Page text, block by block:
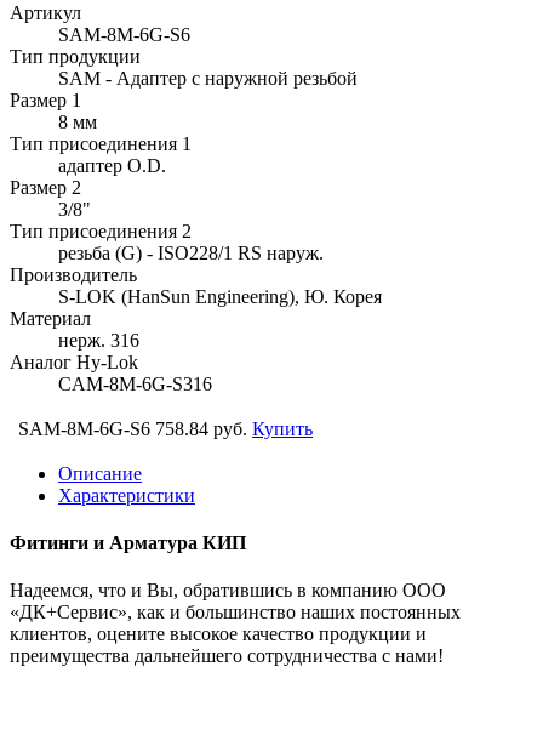
Артикул
SAM-8M-6G-S6
Тип продукции
SAM - Адаптер с наружной резьбой
Размер 1
8 мм
Тип присоединения 1
адаптер O.D.
Размер 2
3/8"
Тип присоединения 2
резьба (G) - ISO228/1 RS наруж.
Производитель
S-LOK (HanSun Engineering), Ю. Корея
Материал
нерж. 316
Аналог Hy-Lok
CAM-8M-6G-S316
SAM-8M-6G-S6 758.84 руб. Купить
Описание
Характеристики
Фитинги и Арматура КИП
Надеемся, что и Вы, обратившись в компанию ООО
«ДК+Сервис», как и большинство наших постоянных
клиентов, оцените высокое качество продукции и
преимущества дальнейшего сотрудничества с нами!